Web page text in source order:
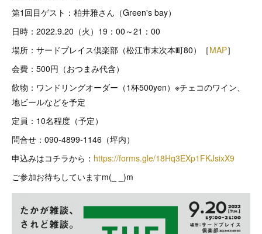
第1回目ゲスト：柏井雅さん（Green's bay）
日時：2022.9.20（火）19：00～21：00
場所：サードプレイス倶楽部（松江市末次本町80）［MAP］
会費：500円（おつまみ代含）
飲物：ワンドリングオーダー（1杯500yen）※チェコのワイン、
地ビールなどを予定
定員：10名程度（予定）
問合せ：090-4899-1146（坪内）
申込みはコチラから： https://forms.gle/18Hq3EXp1FKJsixX9
ご参加お待ちしていますm(_ _)m